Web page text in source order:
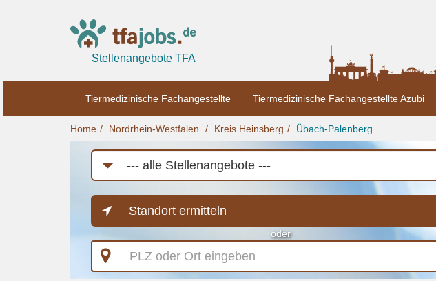
Stellenangebote TFA
Tiermedizinische Fachangestellte Tiermedizinische Fachangestellte Azubi
Home Nordrhein-Westfalen Kreis Heinsberg Übach-Palenberg
Job-
Kategorie
Standort ermitteln
oder
PLZ
oder
Ort